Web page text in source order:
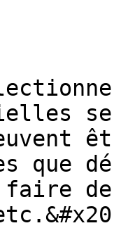
que
faire